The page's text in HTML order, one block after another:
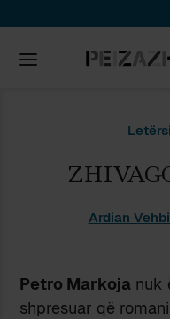
Letërsi
Ardian
Petro Markoja nuk
shpresuar që romani